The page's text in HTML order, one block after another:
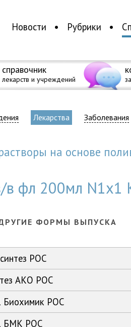
Новости Рубрики
справочник
лекарств и учреждений
Лекарства Заболевания
на основе
в фл 200мл N1x1
ФОРМЫ ВЫПУСКА
РОС
АКО РОС
Биохимик РОС
БМК РОС